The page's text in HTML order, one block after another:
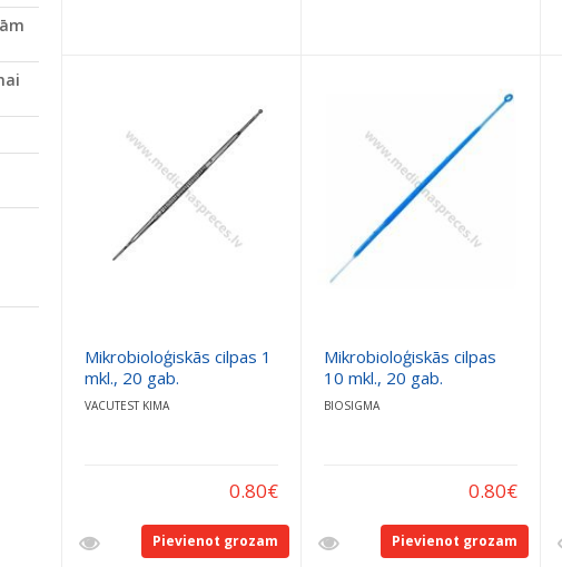
Mikrobioloģiskās cilpas 1
mkl., 20 gab.
VACUTEST KIMA
0.80€
Pievienot grozam
Mikrobioloģiskās cilpas
10 mkl., 20 gab.
BIOSIGMA
0.80€
Pievienot grozam